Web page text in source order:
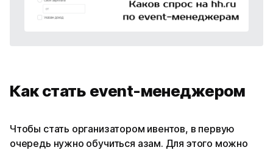
Как стать event-менеджером
Чтобы стать организатором ивентов, в первую
очередь нужно обучиться азам. Для этого можно